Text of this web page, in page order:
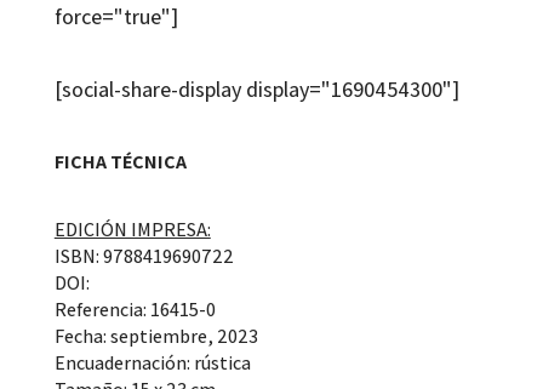
force="true"]
[social-share-display display="1690454300"]
FICHA TÉCNICA
EDICIÓN IMPRESA:
ISBN: 9788419690722
DOI:
Referencia: 16415-0
Fecha: septiembre, 2023
Encuadernación: rústica